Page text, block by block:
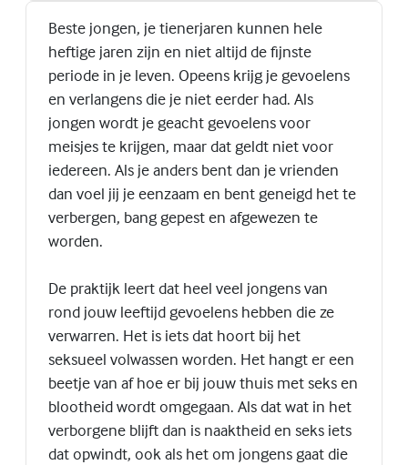
Beste jongen, je tienerjaren kunnen hele
heftige jaren zijn en niet altijd de fijnste
periode in je leven. Opeens krijg je gevoelens
en verlangens die je niet eerder had. Als
jongen wordt je geacht gevoelens voor
meisjes te krijgen, maar dat geldt niet voor
iedereen. Als je anders bent dan je vrienden
dan voel jij je eenzaam en bent geneigd het te
verbergen, bang gepest en afgewezen te
worden.
De praktijk leert dat heel veel jongens van
rond jouw leeftijd gevoelens hebben die ze
verwarren. Het is iets dat hoort bij het
seksueel volwassen worden. Het hangt er een
beetje van af hoe er bij jouw thuis met seks en
blootheid wordt omgegaan. Als dat wat in het
verborgene blijft dan is naaktheid en seks iets
dat opwindt, ook als het om jongens gaat die